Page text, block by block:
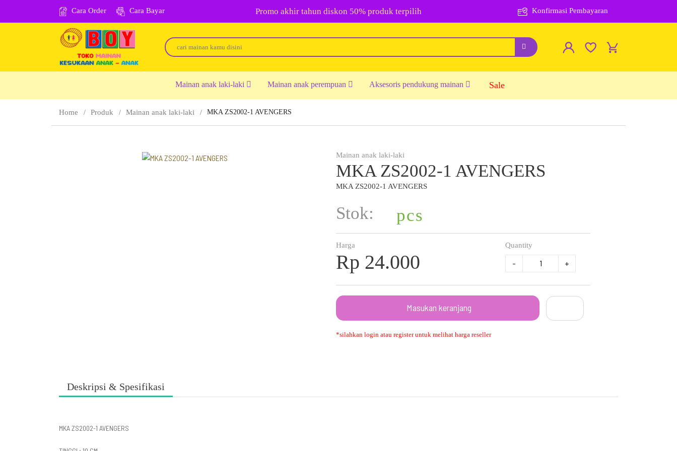
Cara Order Cara Bayar Promo akhir tahun diskon 50% produk terpilih Konfirmasi Pembayaran
Mainan anak laki-laki Mainan anak perempuan Aksesoris pendukung mainan Sale
Home Produk Mainan anak laki-laki MKA ZS2002-1 AVENGERS
Mainan anak laki-laki
MKA ZS2002-1 AVENGERS
MKA ZS2002-1 AVENGERS
Stok: pcs
Harga
Rp 24.000
Quantity
- +
Masukan keranjang
*silahkan login atau register untuk melihat harga reseller
Deskripsi & Spesifikasi
MKA ZS2002-1 AVENGERS